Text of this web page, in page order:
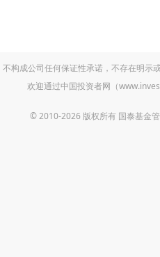
构成公司任何保证性承诺，不存在明
欢迎通过中国投资者网（
© 2010-2026 版权所有 国泰基金